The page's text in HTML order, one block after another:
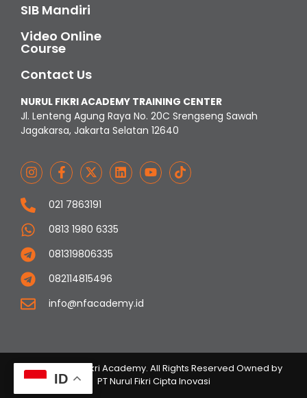
SIB Mandiri
Video Online
Course
Contact Us
NURUL FIKRI ACADEMY TRAINING CENTER
Jl. Lenteng Agung Raya No. 20C Srengseng Sawah
Jagakarsa, Jakarta Selatan 12640
021 7863191
0813 1980 6335
081319806335
082114815496
info@nfacademy.id
© 2023 Nurul Fikri Academy. All Rights Reserved Owned by
PT Nurul Fikri Cipta Inovasi
ID